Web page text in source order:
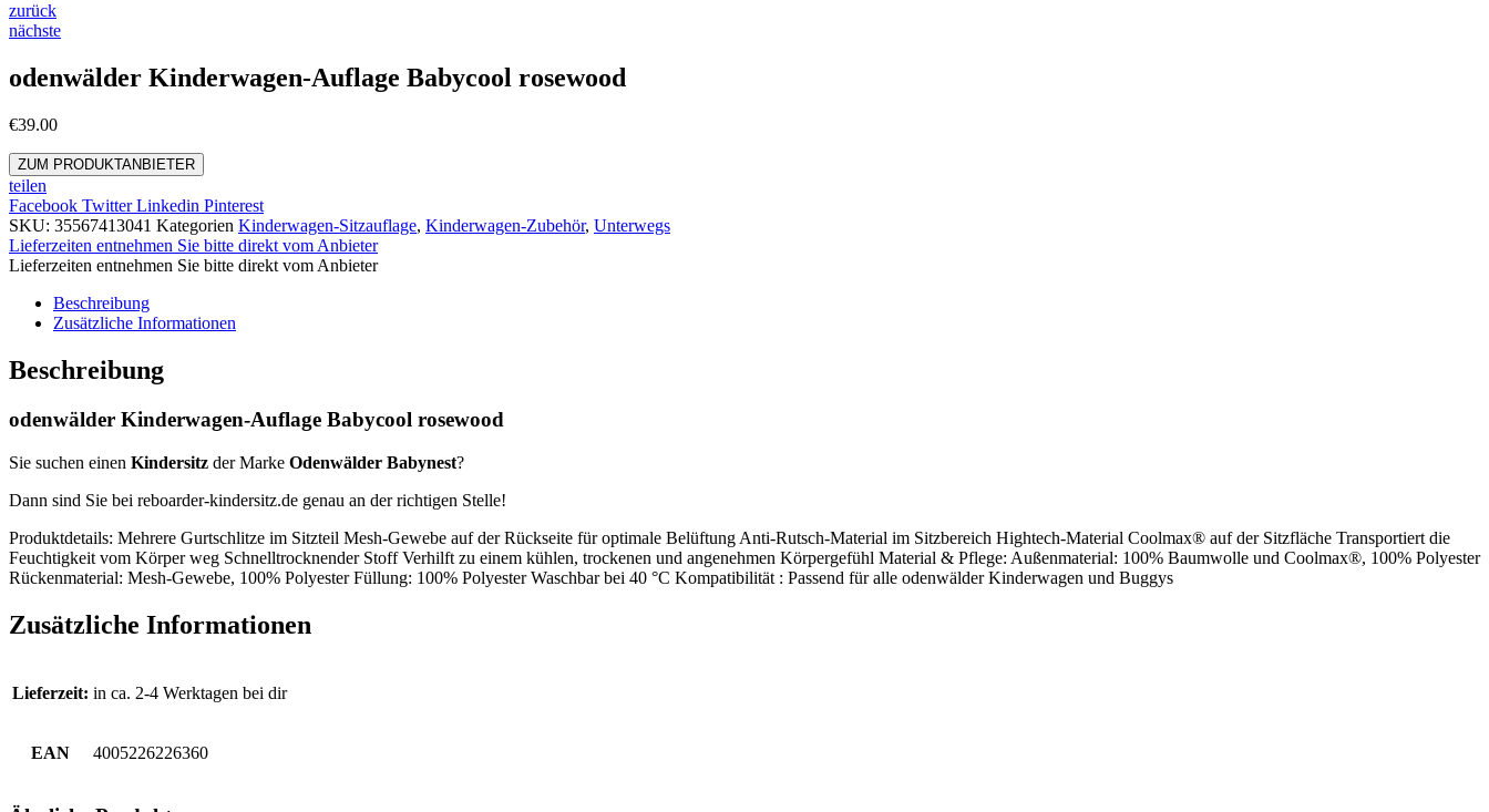
zurück
nächste
odenwälder Kinderwagen-Auflage Babycool rosewood
€39.00
ZUM PRODUKTANBIETER
teilen
Facebook TwitterLinkedin Pinterest
SKU: 35567413041 Kategorien Kinderwagen-Sitzauflage, Kinderwagen-Zubehör, Unterwegs
Lieferzeiten entnehmen Sie bitte direkt vom Anbieter
Lieferzeiten entnehmen Sie bitte direkt vom Anbieter
Beschreibung
Zusätzliche Informationen
Beschreibung
odenwälder Kinderwagen-Auflage Babycool rosewood
Sie suchen einen Kindersitz der Marke Odenwälder Babynest?
Dann sind Sie bei reboarder-kindersitz.de genau an der richtigen Stelle!
Produktdetails: Mehrere Gurtschlitze im Sitzteil Mesh-Gewebe auf der Rückseite für optimale Belüftung Anti-Rutsch-Material im Sitzbereich Hightech-Material Coolmax® auf der Sitzfläche Transportiert die
Feuchtigkeit vom Körper weg Schnelltrocknender Stoff Verhilft zu einem kühlen, trockenen und angenehmen Körpergefühl Material & Pflege: Außenmaterial: 100% Baumwolle und Coolmax®, 100% Polyester
Rückenmaterial: Mesh-Gewebe, 100% Polyester Füllung: 100% Polyester Waschbar bei 40 °C Kompatibilität : Passend für alle odenwälder Kinderwagen und Buggys
Zusätzliche Informationen
Lieferzeit: in ca. 2-4 Werktagen bei dir
EAN 4005226226360